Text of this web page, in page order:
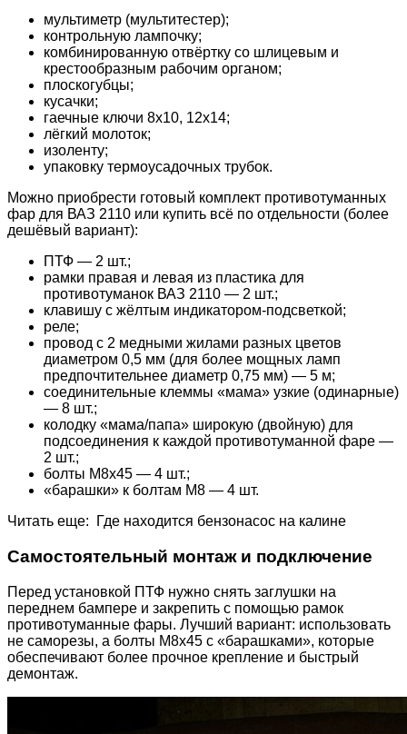
мультиметр (мультитестер);
контрольную лампочку;
комбинированную отвёртку со шлицевым и
крестообразным рабочим органом;
плоскогубцы;
кусачки;
гаечные ключи 8х10, 12х14;
лёгкий молоток;
изоленту;
упаковку термоусадочных трубок.
Можно приобрести готовый комплект противотуманных
фар для ВАЗ 2110 или купить всё по отдельности (более
дешёвый вариант):
ПТФ — 2 шт.;
рамки правая и левая из пластика для
противотуманок ВАЗ 2110 — 2 шт.;
клавишу с жёлтым индикатором-подсветкой;
реле;
провод с 2 медными жилами разных цветов
диаметром 0,5 мм (для более мощных ламп
предпочтительнее диаметр 0,75 мм) — 5 м;
соединительные клеммы «мама» узкие (одинарные)
— 8 шт.;
колодку «мама/папа» широкую (двойную) для
подсоединения к каждой противотуманной фаре —
2 шт.;
болты М8х45 — 4 шт.;
«барашки» к болтам М8 — 4 шт.
Читать еще: Где находится бензонасос на калине
Самостоятельный монтаж и подключение
Перед установкой ПТФ нужно снять заглушки на
переднем бампере и закрепить с помощью рамок
противотуманные фары. Лучший вариант: использовать
не саморезы, а болты М8х45 с «барашками», которые
обеспечивают более прочное крепление и быстрый
демонтаж.